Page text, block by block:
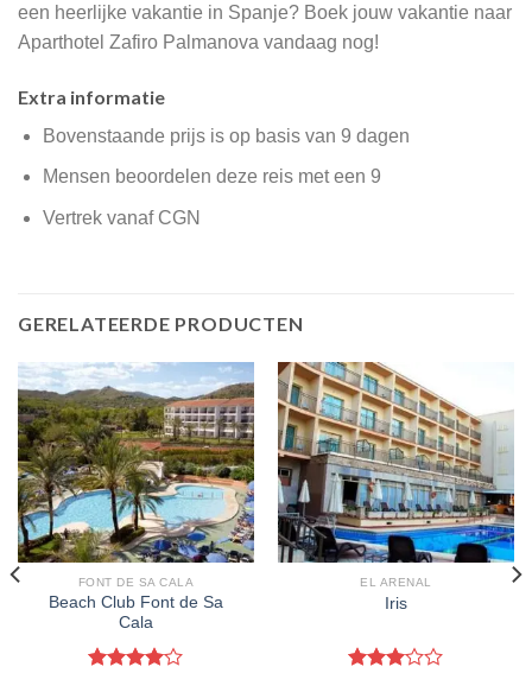
een heerlijke vakantie in Spanje? Boek jouw vakantie naar
Aparthotel Zafiro Palmanova vandaag nog!
Extra informatie
Bovenstaande prijs is op basis van 9 dagen
Mensen beoordelen deze reis met een 9
Vertrek vanaf CGN
GERELATEERDE PRODUCTEN
FONT DE SA CALA
Beach Club Font de Sa
Cala
EL ARENAL
Iris